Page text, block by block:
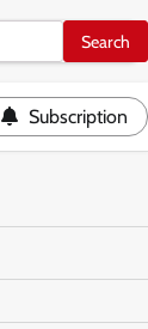
Subscription